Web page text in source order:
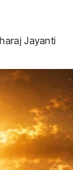
Jayanti